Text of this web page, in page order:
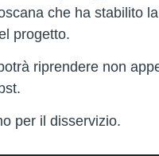
che ha stabilito
progetto.
riprendere non
per il disservizio.